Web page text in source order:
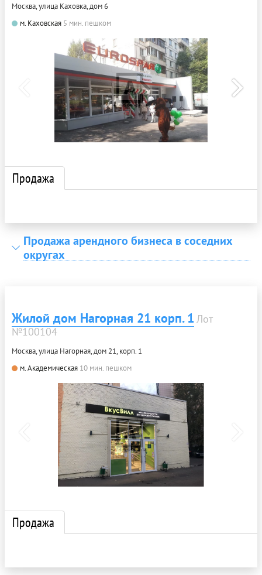
Москва, улица Каховка, дом 6
м. Каховская 5 мин. пешком
Продажа
Продажа арендного бизнеса в соседних
округах
Жилой дом Нагорная 21 корп. 1 Лот
№100104
Москва, улица Нагорная, дом 21, корп. 1
м. Академическая 10 мин. пешком
Продажа